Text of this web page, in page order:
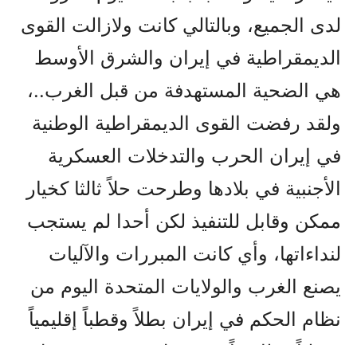
لدى الجميع، وبالتالي كانت ولازالت القوى
الديمقراطية في إيران والشرق الأوسط
هي الضحية المستهدفة من قبل الغرب..،
ولقد رفضت القوى الديمقراطية الوطنية
في إيران الحرب والتدخلات العسكرية
الأجنبية في بلادها وطرحت حلاً ثالثا كخيار
ممكن وقابل للتنفيذ لكن أحدا لم يستجب
لنداءاتها، وأي كانت المبررات والآليات
يصنع الغرب والولايات المتحدة اليوم من
نظام الحكم في إيران بطلاً وقطباً إقليمياً